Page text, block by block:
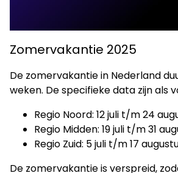
Zomervakantie 2025
De zomervakantie in Nederland
weken. De specifieke data zijn als
Regio Noord: 12 juli t/m 24
Regio Midden: 19 juli t/m 31
Regio Zuid: 5 juli t/m 17
De zomervakantie is verspreid,